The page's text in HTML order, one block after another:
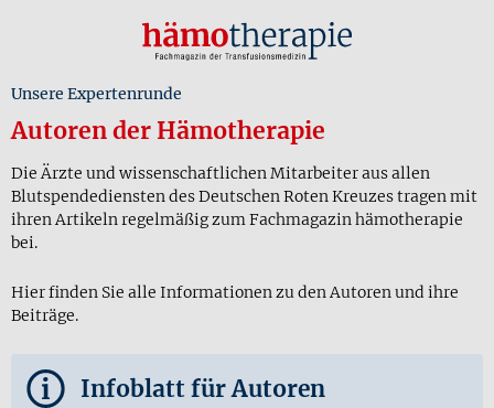
Unsere Expertenrunde
Autoren der Hämotherapie
Die Ärzte und wissenschaftlichen Mitarbeiter aus allen
Blutspendediensten des Deutschen Roten Kreuzes tragen mit
ihren Artikeln regelmäßig zum Fachmagazin hämotherapie
bei.
Hier finden Sie alle Informationen zu den Autoren und ihre
Beiträge.
i Infoblatt für Autoren